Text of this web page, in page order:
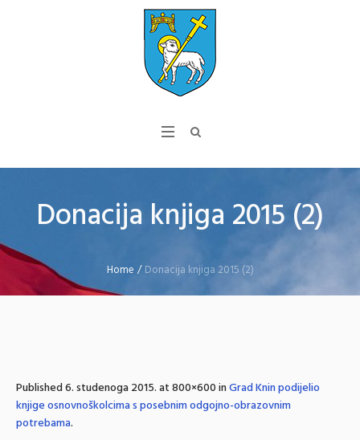
Donacija knjiga 2015 (2)
Home /Donacija knjiga 2015 (2)
Published6. studenoga 2015.at 800×600 inGrad Knin podijelio
knjige osnovnoškolcima s posebnim odgojno-obrazovnim
potrebama.